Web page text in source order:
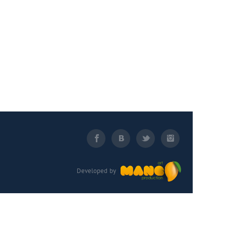
Developed by